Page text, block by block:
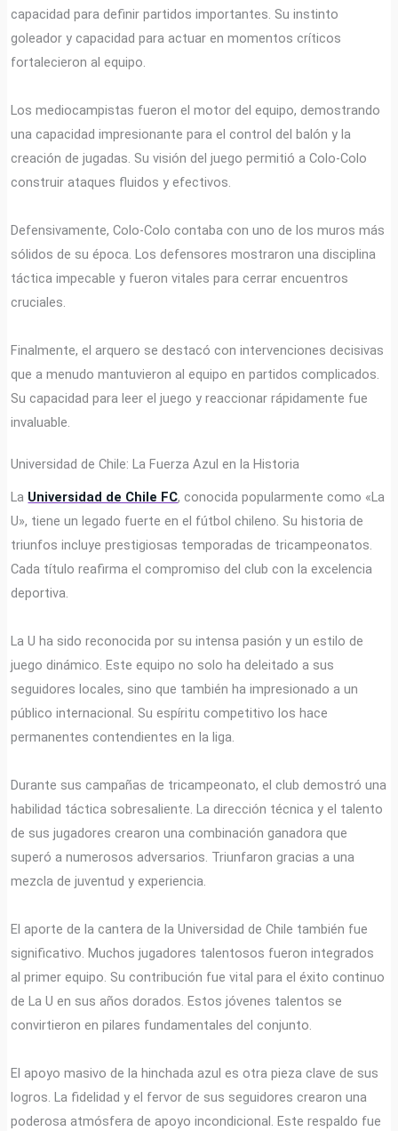
capacidad para definir partidos importantes. Su instinto
goleador y capacidad para actuar en momentos críticos
fortalecieron al equipo.
Los mediocampistas fueron el motor del equipo, demostrando
una capacidad impresionante para el control del balón y la
creación de jugadas. Su visión del juego permitió a Colo-Colo
construir ataques fluidos y efectivos.
Defensivamente, Colo-Colo contaba con uno de los muros más
sólidos de su época. Los defensores mostraron una disciplina
táctica impecable y fueron vitales para cerrar encuentros
cruciales.
Finalmente, el arquero se destacó con intervenciones decisivas
que a menudo mantuvieron al equipo en partidos complicados.
Su capacidad para leer el juego y reaccionar rápidamente fue
invaluable.
Universidad de Chile: La Fuerza Azul en la Historia
La Universidad de Chile FC, conocida popularmente como «La
U», tiene un legado fuerte en el fútbol chileno. Su historia de
triunfos incluye prestigiosas temporadas de tricampeonatos.
Cada título reafirma el compromiso del club con la excelencia
deportiva.
La U ha sido reconocida por su intensa pasión y un estilo de
juego dinámico. Este equipo no solo ha deleitado a sus
seguidores locales, sino que también ha impresionado a un
público internacional. Su espíritu competitivo los hace
permanentes contendientes en la liga.
Durante sus campañas de tricampeonato, el club demostró una
habilidad táctica sobresaliente. La dirección técnica y el talento
de sus jugadores crearon una combinación ganadora que
superó a numerosos adversarios. Triunfaron gracias a una
mezcla de juventud y experiencia.
El aporte de la cantera de la Universidad de Chile también fue
significativo. Muchos jugadores talentosos fueron integrados
al primer equipo. Su contribución fue vital para el éxito continuo
de La U en sus años dorados. Estos jóvenes talentos se
convirtieron en pilares fundamentales del conjunto.
El apoyo masivo de la hinchada azul es otra pieza clave de sus
logros. La fidelidad y el fervor de sus seguidores crearon una
poderosa atmósfera de apoyo incondicional. Este respaldo fue